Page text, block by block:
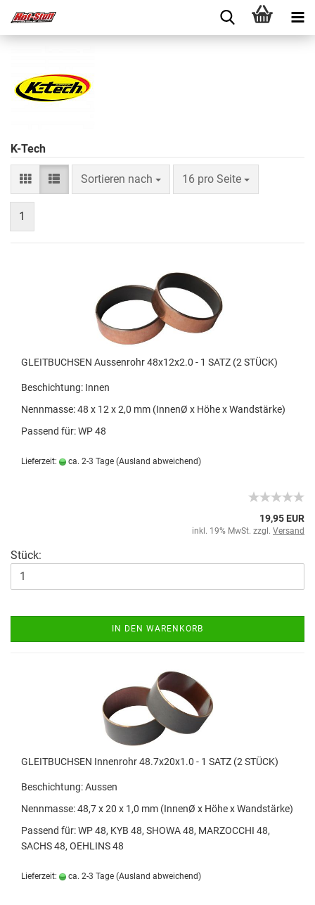
K-Tech
Sortieren nach 16 pro Seite
1
GLEITBUCHSEN Aussenrohr 48x12x2.0 - 1 SATZ (2 STÜCK)
Beschichtung: Innen
Nennmasse: 48 x 12 x 2,0 mm (InnenØ x Höhe x Wandstärke)
Passend für: WP 48
Lieferzeit: ca. 2-3 Tage (Ausland abweichend)
19,95 EUR
inkl. 19% MwSt. zzgl. Versand
Stück:
IN DEN WARENKORB
GLEITBUCHSEN Innenrohr 48.7x20x1.0 - 1 SATZ (2 STÜCK)
Beschichtung: Aussen
Nennmasse: 48,7 x 20 x 1,0 mm (InnenØ x Höhe x Wandstärke)
Passend für: WP 48, KYB 48, SHOWA 48, MARZOCCHI 48,
SACHS 48, OEHLINS 48
Lieferzeit: ca. 2-3 Tage (Ausland abweichend)